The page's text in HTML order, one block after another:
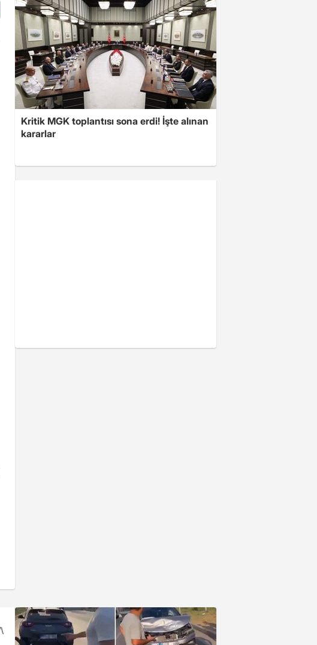
Kritik MGK toplantısı sona erdi! İşte alınan
kararlar